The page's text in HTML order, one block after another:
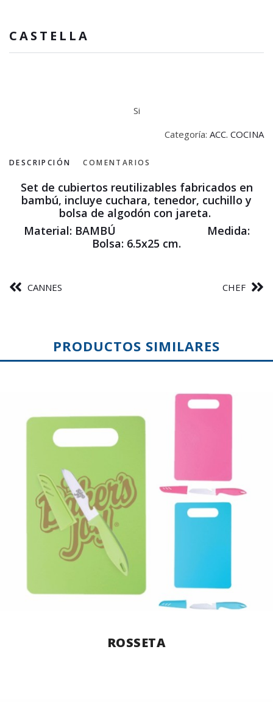
CASTELLA
Si
Categoría: ACC. COCINA
DESCRIPCIÓN COMENTARIOS
Set de cubiertos reutilizables fabricados en
bambú, incluye cuchara, tenedor, cuchillo y
bolsa de algodón con jareta.
Material: BAMBÚ Medida:
Bolsa: 6.5x25 cm.
CANNES CHEF
PRODUCTOS SIMILARES
ROSSETA